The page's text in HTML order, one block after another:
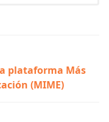
plataforma Más
(MIME)